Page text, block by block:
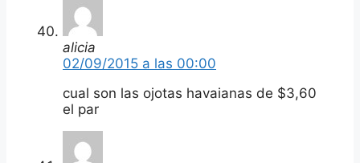
alicia
02/09/2015 a las 00:00
cual son las ojotas havaianas de $3,60
el par